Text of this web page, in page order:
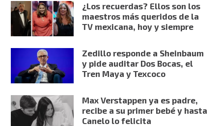
¿Los recuerdas? Ellos son los
maestros más queridos de la
TV mexicana, hoy y siempre
Zedillo responde a Sheinbaum
y pide auditar Dos Bocas, el
Tren Maya y Texcoco
Max Verstappen ya es padre,
recibe a su primer bebé y hasta
Canelo lo felicita